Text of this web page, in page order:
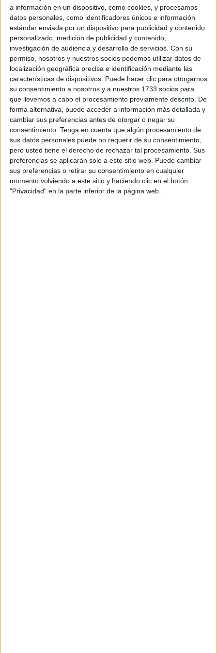
a información en un dispositivo, como cookies, y procesamos
datos personales, como identificadores únicos e información
estándar enviada por un dispositivo para publicidad y contenido
personalizado, medición de publicidad y contenido,
investigación de audiencia y desarrollo de servicios. Con su
permiso, nosotros y nuestros socios podemos utilizar datos de
localización geográfica precisa e identificación mediante las
características de dispositivos. Puede hacer clic para otorgarnos
su consentimiento a nosotros y a nuestros 1733 socios para
que llevemos a cabo el procesamiento previamente descrito. De
forma alternativa, puede acceder a información más detallada y
cambiar sus preferencias antes de otorgar o negar su
consentimiento. Tenga en cuenta que algún procesamiento de
sus datos personales puede no requerir de su consentimiento,
pero usted tiene el derecho de rechazar tal procesamiento. Sus
preferencias se aplicarán solo a este sitio web. Puede cambiar
sus preferencias o retirar su consentimiento en cualquier
momento volviendo a este sitio y haciendo clic en el botón
"Privacidad" en la parte inferior de la página web.
importancia de reducir, reutilizar y reciclar residuos; y
concienciarlos de la importancia de mantener las playas
limpias y contribuir, así, a que vuelvan a recibir la Bandera
Azul.
Las actividades, que dirigirán tres monitores de educación
ambiental de Obimasa, se desarrollarán los días 2, 3, 4 y 5
de julio en El Chorrillo y los días 9, 10, 11 y 12 en La
Ribera entre las 10.45 y las 13.00 horas en las 3 carpas
que se montarán ex profeso en cada una de esas playas.
Para participar en las actividades de reciclaje, donde los
niños aprenderán a aprovechar el cartón, las botellas de
plástico y el papel de periódico, entre otras cosas, para
realizar nuevos objetos útiles, habrán de pasar antes por
El rincón del reciclaje y superar la prueba de utilización de
los contenedores verde, azul y amarillo, en lo que les
ayudarán los monitores.